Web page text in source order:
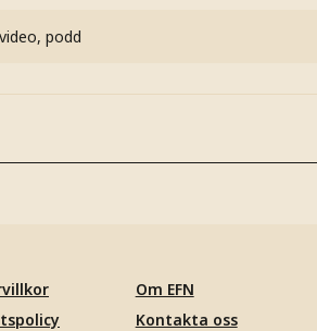
podd
Om EFN
Kontakta oss